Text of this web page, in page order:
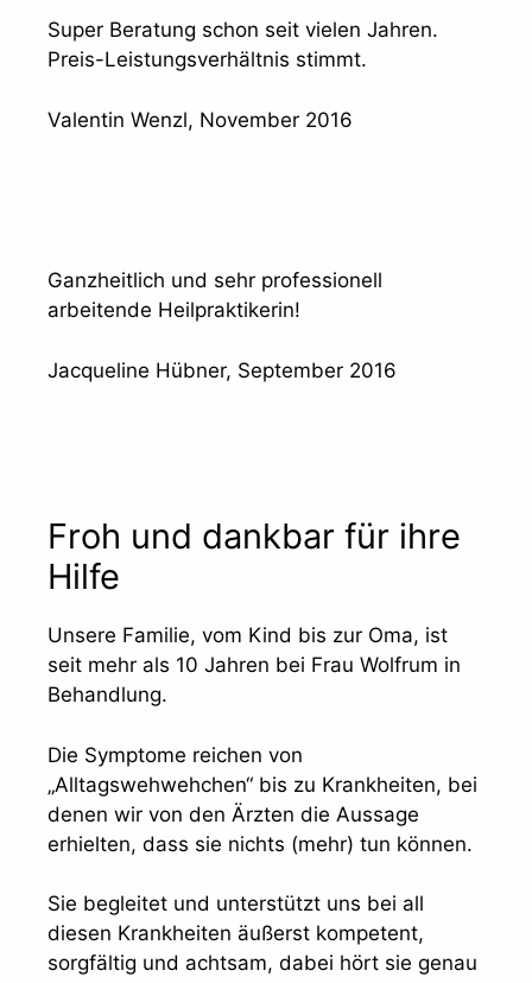
Super Beratung schon seit vielen Jahren.
Preis-Leistungsverhältnis stimmt.
Valentin Wenzl, November 2016
Ganzheitlich und sehr professionell
arbeitende Heilpraktikerin!
Jacqueline Hübner, September 2016
Froh und dankbar für ihre
Hilfe
Unsere Familie, vom Kind bis zur Oma, ist
seit mehr als 10 Jahren bei Frau Wolfrum in
Behandlung.
Die Symptome reichen von
„Alltagswehwehchen“ bis zu Krankheiten, bei
denen wir von den Ärzten die Aussage
erhielten, dass sie nichts (mehr) tun können.
Sie begleitet und unterstützt uns bei all
diesen Krankheiten äußerst kompetent,
sorgfältig und achtsam, dabei hört sie genau